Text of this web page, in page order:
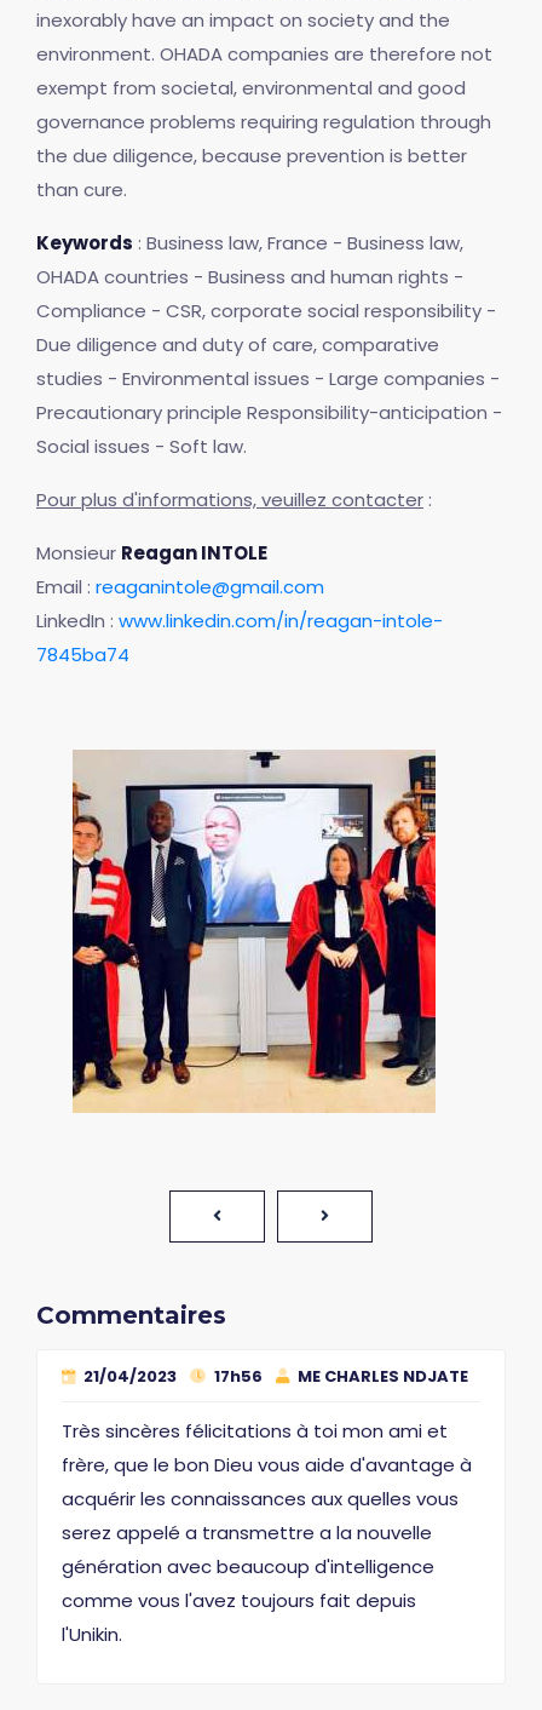
inexorably have an impact on society and the
environment. OHADA companies are therefore not
exempt from societal, environmental and good
governance problems requiring regulation through
the due diligence, because prevention is better
than cure.
Keywords : Business law, France - Business law,
OHADA countries - Business and human rights -
Compliance - CSR, corporate social responsibility -
Due diligence and duty of care, comparative
studies - Environmental issues - Large companies -
Precautionary principle Responsibility-anticipation -
Social issues - Soft law.
Pour plus d'informations, veuillez contacter :
Monsieur Reagan INTOLE
Email : reaganintole@gmail.com
LinkedIn : www.linkedin.com/in/reagan-intole-
7845ba74
Commentaires
21/04/2023 17h56 ME CHARLES NDJATE
Très sincères félicitations à toi mon ami et
frère, que le bon Dieu vous aide d'avantage à
acquérir les connaissances aux quelles vous
serez appelé a transmettre a la nouvelle
génération avec beaucoup d'intelligence
comme vous l'avez toujours fait depuis
l'Unikin.